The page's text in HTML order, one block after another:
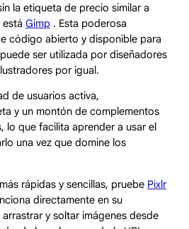
la etiqueta de precio similar a
Gimp . Esta poderosa
código abierto y disponible para
ser utilizada por diseñadores
por igual.
de usuarios activa,
y un montón de complementos
lo que facilita aprender a usar el
una vez que domine los
rápidas y sencillas, pruebe Pixlr
directamente en su
y soltar imágenes desde